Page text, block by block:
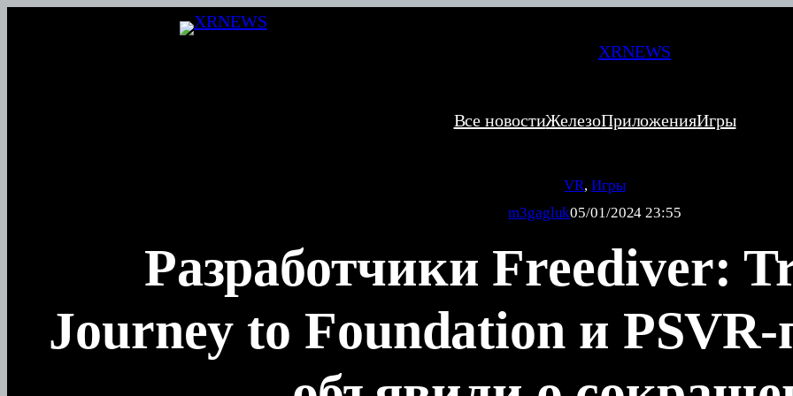
XRNEWS
Все новостиЖелезоПриложенияИгры
VR, Игры
m3gagluk05/01/2024 23:55
Разработчики Freediver:
Journey to Foundation и